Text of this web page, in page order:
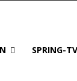
SPRING-TV